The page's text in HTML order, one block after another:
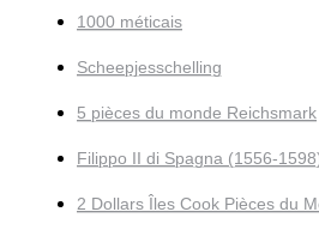
1000 méticais
Scheepjesschelling
5 pièces du monde Reichsmark
Filippo II di Spagna (1556-
2 Dollars Îles Cook Pièces du